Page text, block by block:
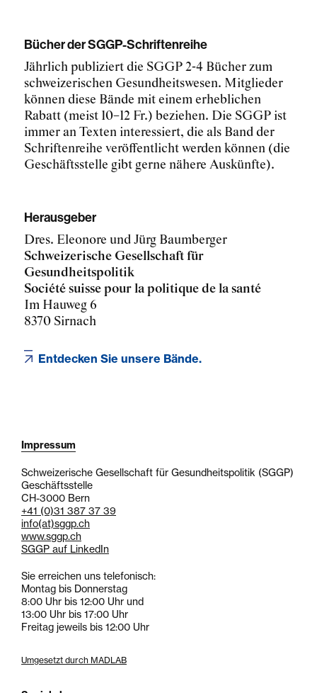
Bücher der SGGP-Schriftenreihe
Jährlich publiziert die SGGP 2-4 Bücher zum
schweizerischen Gesundheitswesen. Mitglieder
können diese Bände mit einem erheblichen
Rabatt (meist 10–12 Fr.) beziehen. Die SGGP ist
immer an Texten interessiert, die als Band der
Schriftenreihe veröffentlicht werden können (die
Geschäftsstelle gibt gerne nähere Auskünfte).
Herausgeber
Dres. Eleonore und Jürg Baumberger
Schweizerische Gesellschaft für
Gesundheitspolitik
Société suisse pour la politique de la santé
Im Hauweg 6
8370 Sirnach
Entdecken Sie unsere Bände.
Impressum
Schweizerische Gesellschaft für Gesundheitspolitik (SGGP)
Geschäftsstelle
CH-3000 Bern
+41 (0)31 387 37 39
info(at)sggp.ch
www.sggp.ch
SGGP auf LinkedIn
Sie erreichen uns telefonisch:
Montag bis Donnerstag
8:00 Uhr bis 12:00 Uhr und
13:00 Uhr bis 17:00 Uhr
Freitag jeweils bis 12:00 Uhr
Umgesetzt durch MADLAB